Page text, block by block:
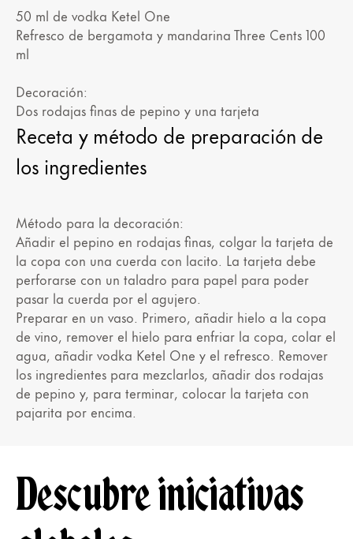
50 ml de vodka Ketel One
Refresco de bergamota y mandarina Three Cents 100
ml
Decoración:
Dos rodajas finas de pepino y una tarjeta
Receta y método de preparación de
los ingredientes
Método para la decoración:
Añadir el pepino en rodajas finas, colgar la tarjeta de
la copa con una cuerda con lacito. La tarjeta debe
perforarse con un taladro para papel para poder
pasar la cuerda por el agujero.
Preparar en un vaso. Primero, añadir hielo a la copa
de vino, remover el hielo para enfriar la copa, colar el
agua, añadir vodka Ketel One y el refresco. Remover
los ingredientes para mezclarlos, añadir dos rodajas
de pepino y, para terminar, colocar la tarjeta con
pajarita por encima.
Descubre iniciativas